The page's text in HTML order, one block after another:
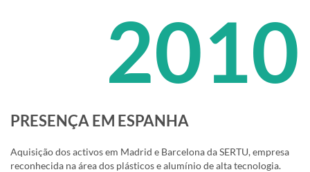
2010
PRESENÇA EM ESPANHA
Aquisição dos activos em Madrid e Barcelona da SERTU, empresa
reconhecida na área dos plásticos e alumínio de alta tecnologia.